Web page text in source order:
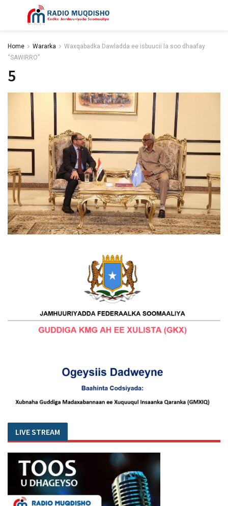
Home Wararka
Waxqabadka Dawladda ee isbuucii la soo dhaafay
“SAWIRRO”
5
LIVE STREAM